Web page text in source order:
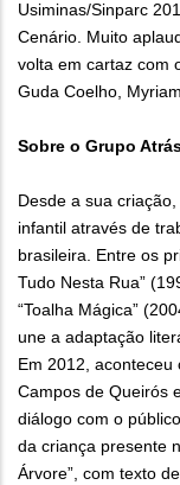
Usiminas/Sinparc
Cenário. Muito
volta em cartaz com
Guda Coelho,
Sobre o Grupo
Desde a sua
infantil através de
brasileira. Entre os
Tudo Nesta Rua”
“Toalha Mágica”
une a adaptação
Em 2012,
Campos de Queirós
diálogo com o
da criança presente
Árvore”, com texto